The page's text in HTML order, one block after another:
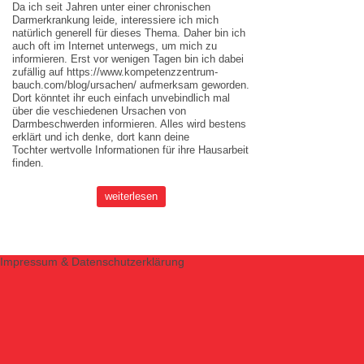
Da ich seit Jahren unter einer chronischen
Darmerkrankung leide, interessiere ich mich
natürlich generell für dieses Thema. Daher bin ich
auch oft im Internet unterwegs, um mich zu
informieren. Erst vor wenigen Tagen bin ich dabei
zufällig auf https://www.kompetenzzentrum-
bauch.com/blog/ursachen/ aufmerksam geworden.
Dort könntet ihr euch einfach unvebindlich mal
über die veschiedenen Ursachen von
Darmbeschwerden informieren. Alles wird bestens
erklärt und ich denke, dort kann deine
Tochter wertvolle Informationen für ihre Hausarbeit
finden.
weiterlesen
Impressum & Datenschutzerklärung